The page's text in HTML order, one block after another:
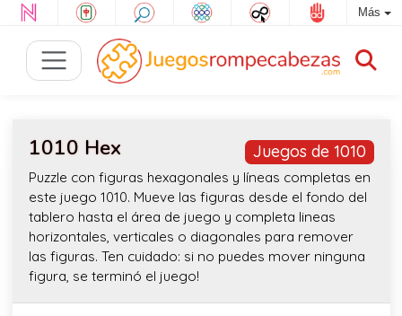
Más
Juegos de 1010
1010 Hex
Puzzle con figuras hexagonales y líneas completas en
este juego 1010. Mueve las figuras desde el fondo del
tablero hasta el área de juego y completa lineas
horizontales, verticales o diagonales para remover
las figuras. Ten cuidado: si no puedes mover ninguna
figura, se terminó el juego!